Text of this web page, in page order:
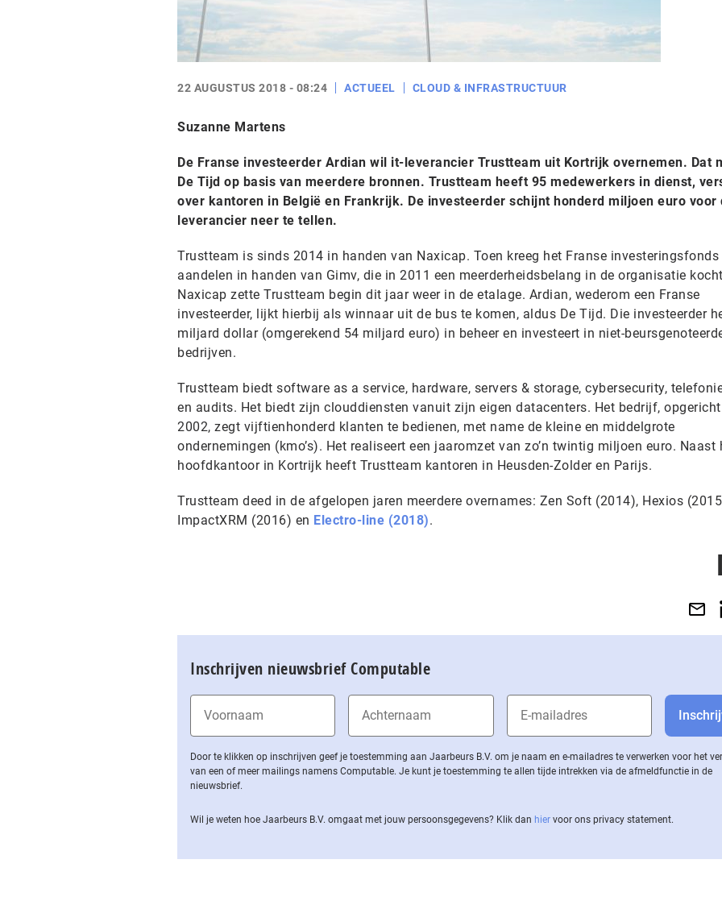
22 AUGUSTUS 2018 - 08:24 ACTUEEL CLOUD & INFRASTRUCTUUR
Suzanne Martens
De Franse investeerder Ardian wil it-leverancier Trustteam uit Kortrijk overnemen. Dat
De Tijd op basis van meerdere bronnen. Trustteam heeft 95 medewerkers in dienst,
over kantoren in België en Frankrijk. De investeerder schijnt honderd miljoen euro voor
leverancier neer te tellen.
Trustteam is sinds 2014 in handen van Naxicap. Toen kreeg het Franse investeringsfonds
aandelen in handen van Gimv, die in 2011 een meerderheidsbelang in de organisatie
Naxicap zette Trustteam begin dit jaar weer in de etalage. Ardian, wederom een Franse
investeerder, lijkt hierbij als winnaar uit de bus te komen, aldus De Tijd. Die investeerder
miljard dollar (omgerekend 54 miljard euro) in beheer en investeert in niet-
bedrijven.
Trustteam biedt software as a service, hardware, servers & storage, cybersecurity,
en audits. Het biedt zijn clouddiensten vanuit zijn eigen datacenters. Het bedrijf,
2002, zegt vijftienhonderd klanten te bedienen, met name de kleine en middelgrote
ondernemingen (kmo’s). Het realiseert een jaaromzet van zo’n twintig miljoen euro. Naast
hoofdkantoor in Kortrijk heeft Trustteam kantoren in Heusden-Zolder en Parijs.
Trustteam deed in de afgelopen jaren meerdere overnames: Zen Soft (2014), Hexios
ImpactXRM (2016) en Electro-line (2018).
Inschrijven nieuwsbrief Computable
Door te klikken op inschrijven geef je toestemming aan Jaarbeurs B.V. om je naam en e-mailadres te verwerken voor het
van een of meer mailings namens Computable. Je kunt je toestemming te allen tijde intrekken via de af­meld­func­tie in de
nieuwsbrief.
Wil je weten hoe Jaarbeurs B.V. omgaat met jouw per­soons­ge­ge­vens? Klik dan hier voor ons privacy statement.